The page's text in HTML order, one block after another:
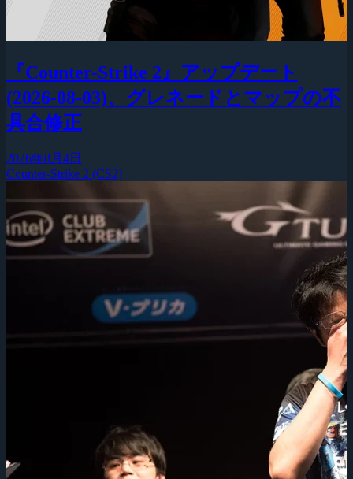
『Counter-Strike 2』アップデート
(2026-08-03)、グレネードとマップの不
具合修正
2026年8月4日
Counter-Strike 2 (CS2)